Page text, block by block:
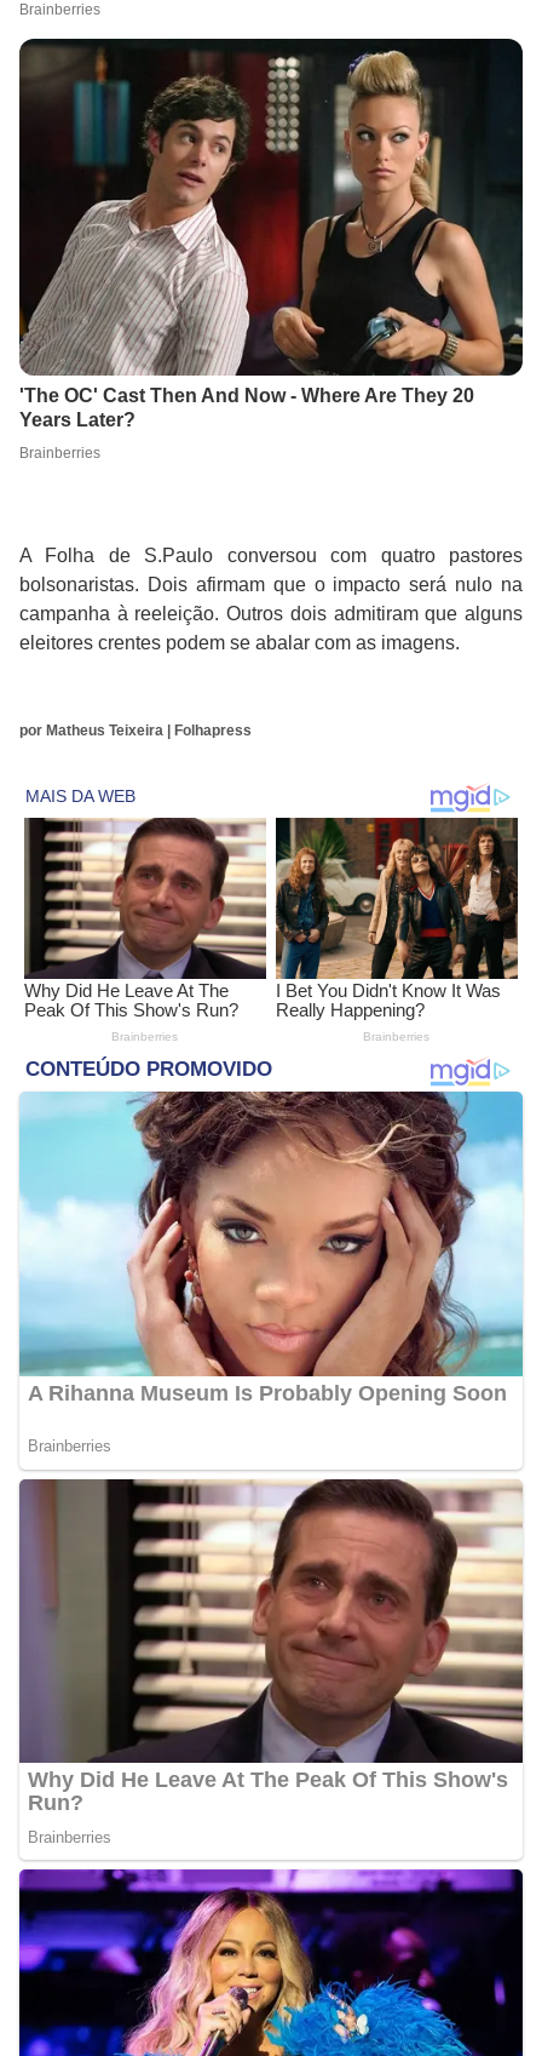
A Folha de S.Paulo conversou com quatro pastores
bolsonaristas. Dois afirmam que o impacto será nulo na
campanha à reeleição. Outros dois admitiram que alguns
eleitores crentes podem se abalar com as imagens.
por Matheus Teixeira | Folhapress